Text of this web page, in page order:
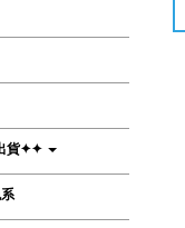
貨✦✦